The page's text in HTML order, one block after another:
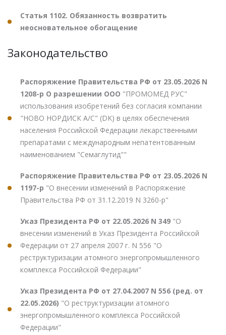
Статья 1102. Обязанность возвратить
неосновательное обогащение
Законодательство
Распоряжение Правительства РФ от 23.05.2026 N
1208-р О разрешении ООО "ПРОМОМЕД РУС"
использования изобретений без согласия компании
"НОВО НОРДИСК А/С" (DK) в целях обеспечения
населения Российской Федерации лекарственными
препаратами с международным непатентованным
наименованием "Семаглутид""
Распоряжение Правительства РФ от 23.05.2026 N
1197-р "О внесении изменений в Распоряжение
Правительства РФ от 31.12.2019 N 3260-р"
Указ Президента РФ от 22.05.2026 N 349 "О
внесении изменений в Указ Президента Российской
Федерации от 27 апреля 2007 г. N 556 "О
реструктуризации атомного энергопромышленного
комплекса Российской Федерации"
Указ Президента РФ от 27.04.2007 N 556 (ред. от
22.05.2026) "О реструктуризации атомного
энергопромышленного комплекса Российской
Федерации"